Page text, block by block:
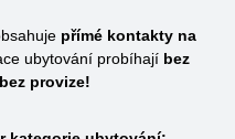
přímé kontakty na
ubytování probíhají bez
provize!